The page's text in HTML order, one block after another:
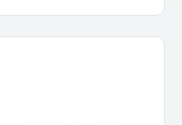
個隱形、傳統都能發揮，又能穩
舞台，歡迎聊聊。
北市南港區南港路一段 49 號
面談時依科別、年資與看診條件